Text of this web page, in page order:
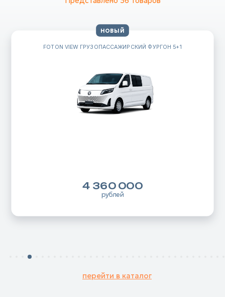
FOTON VIEW РУЗОПАССАЖИРСКИЙ
Цена по запросу
перейти в каталог